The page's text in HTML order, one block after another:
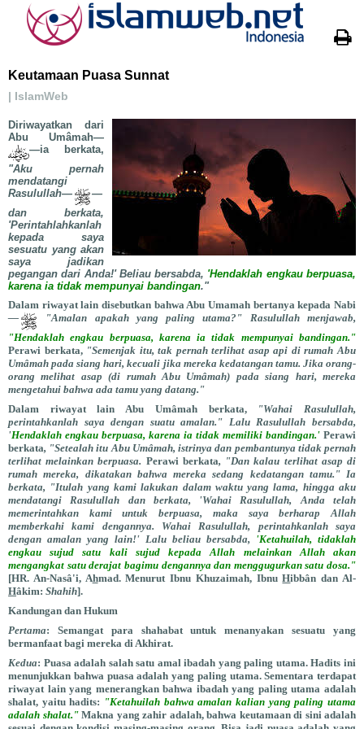
Keutamaan Puasa Sunnat
| IslamWeb
Diriwayatkan dari
Abu Umâmah—
—ia berkata,
"Aku pernah
mendatangi
Rasulullah—
—
dan berkata,
'Perintahlahkanlah
kepada saya
sesuatu yang akan
saya jadikan
pegangan dari Anda!' Beliau bersabda, 'Hendaklah engkau berpuasa,
karena ia tidak mempunyai bandingan."
Dalam riwayat lain disebutkan bahwa Abu Umamah bertanya kepada Nabi
—
"Amalan apakah yang paling utama?" Rasulullah menjawab,
"Hendaklah engkau berpuasa, karena ia tidak mempunyai bandingan."
Perawi berkata, "Semenjak itu, tak pernah terlihat asap api di rumah Abu
Umâmah pada siang hari, kecuali jika mereka kedatangan tamu. Jika orang-
orang melihat asap (di rumah Abu Umâmah) pada siang hari, mereka
mengetahui bahwa ada tamu yang datang."
Dalam riwayat lain Abu Umâmah berkata,
"Wahai Rasulullah,
perintahkanlah saya dengan suatu amalan." Lalu Rasulullah bersabda,
'Hendaklah engkau berpuasa, karena ia tidak memiliki bandingan.' Perawi
berkata, "Setealah itu Abu Umâmah, istrinya dan pembantunya tidak pernah
terlihat melainkan berpuasa. Perawi berkata, "Dan kalau terlihat asap di
rumah mereka, dikatakan bahwa mereka sedang kedatangan tamu." Ia
berkata, "Itulah yang kami lakukan dalam waktu yang lama, hingga aku
mendatangi Rasulullah dan berkata, 'Wahai Rasulullah, Anda telah
memerintahkan kami untuk berpuasa, maka saya berharap Allah
memberkahi kami dengannya. Wahai Rasulullah, perintahkanlah saya
dengan amalan yang lain!' Lalu beliau bersabda, 'Ketahuilah, tidaklah
engkau sujud satu kali sujud kepada Allah melainkan Allah akan
mengangkat satu derajat bagimu dengannya dan menggugurkan satu dosa."
[HR. An-Nasâ'i, Ahmad. Menurut Ibnu Khuzaimah, IbnuHibbân dan Al-
Hâkim: Shahih].
Kandungan dan Hukum
Pertama: Semangat para shahabat untuk menanyakan sesuatu yang
bermanfaat bagi mereka di Akhirat.
Kedua: Puasa adalah salah satu amal ibadah yang paling utama. Hadits ini
menunjukkan bahwa puasa adalah yang paling utama. Sementara terdapat
riwayat lain yang menerangkan bahwa ibadah yang paling utama adalah
shalat, yaitu hadits: "Ketahuilah bahwa amalan kalian yang paling utama
adalah shalat."Makna yang zahir adalah, bahwa keutamaan di sini adalah